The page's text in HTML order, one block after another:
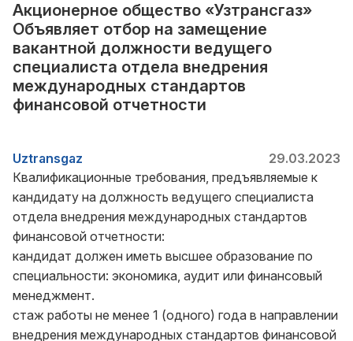
Акционерное общество «Узтрансгаз»
Объявляет отбор на замещение
вакантной должности ведущего
специалиста отдела внедрения
международных стандартов
финансовой отчетности
Uztransgaz
29.03.2023
Квалификационные требования, предъявляемые к
кандидату на должность ведущего специалиста
отдела внедрения международных стандартов
финансовой отчетности:
кандидат должен иметь высшее образование по
специальности: экономика, аудит или финансовый
менеджмент.
стаж работы не менее 1 (одного) года в направлении
внедрения международных стандартов финансовой